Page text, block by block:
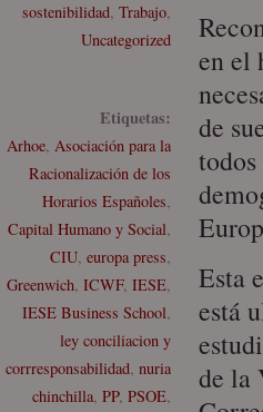
sostenibilidad, Trabajo,
Uncategorized
Etiquetas:
Arhoe, Asociación para la
Racionalización de los
Horarios Españoles,
Capital Humano y Social,
CIU, europa press,
Greenwich, ICWF, IESE,
IESE Business School,
ley conciliacion y
corrresponsabilidad, nuria
chinchilla, PP, PSOE,
en el
de
Esta
está
de la